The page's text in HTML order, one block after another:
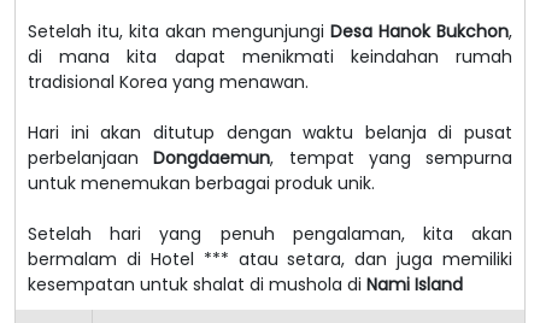
Setelah itu, kita akan mengunjungi Desa Hanok Bukchon,
di mana kita dapat menikmati keindahan rumah
tradisional Korea yang menawan.
Hari ini akan ditutup dengan waktu belanja di pusat
perbelanjaanDongdaemun, tempat yang sempurna
untuk menemukan berbagai produk unik.
Setelah hari yang penuh pengalaman, kita akan
bermalam di Hotel *** atau setara, dan juga memiliki
kesempatan untuk shalat di mushola di Nami Island